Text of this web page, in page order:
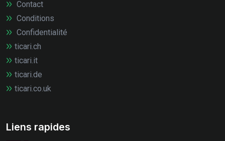
Contact
Conditions
Confidentialité
ticari.ch
ticari.it
ticari.de
ticari.co.uk
Liens rapides